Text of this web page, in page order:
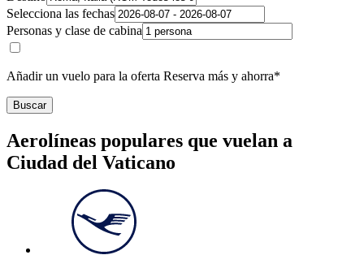
Selecciona las fechas
Personas y clase de cabina
Añadir un vuelo para la oferta Reserva más y ahorra*
Buscar
Aerolíneas populares que vuelan a
Ciudad del Vaticano